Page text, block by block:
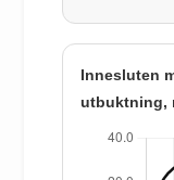
Innesluten
utbuktning,